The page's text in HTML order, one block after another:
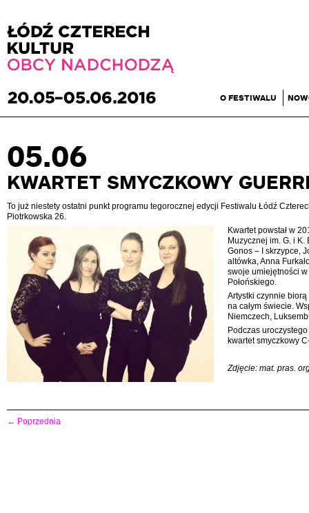
O FESTIWALU
05.06
KWARTET SMYCZKOWY
To już niestety ostatni punkt programu tegorocznej edycji Festiwalu Łódź
Piotrkowska 26.
Kwartet powstał w
Muzycznej im. G. i
Gonos – I skrzypce,
altówka, Anna
swoje umiejętności
Połońskiego.
Artystki czynnie
na całym świecie.
Niemczech,
Podczas
kwartet smyczkowy
Zdjęcie: mat. pras.
← Poprzednia